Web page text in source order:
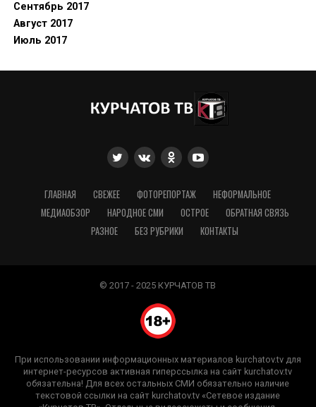
Сентябрь 2017
Август 2017
Июль 2017
ГЛАВНАЯ СВЕЖЕЕ ФОТОРЕПОРТАЖ
НЕФОРМАЛЬНОЕ
МЕДИАОБЗОР
НАРОДНОЕ СМИ ОСТРОЕ
ОБРАТНАЯ СВЯЗЬ
РАЗНОЕ
БЕЗ РУБРИКИ КОНТАКТЫ
© 2017 - 2025 КУРЧАТОВ ТВ
При использовании информационных материалов kurchatov.tv для
интернет-ресурсов активная гиперссылка на сайт kurchatov.tv
обязательна! Для всех остальных СМИ обязательно наличие
текстовой ссылки на сайт kurchatov.tv «Сетевое издание